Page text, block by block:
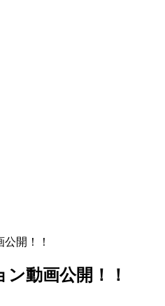
開！！
動画公開！！